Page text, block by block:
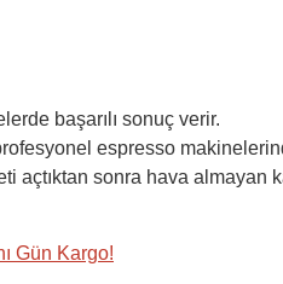
başarılı sonuç verir.
espresso
açtıktan sonra hava almayan
Gün Kargo!